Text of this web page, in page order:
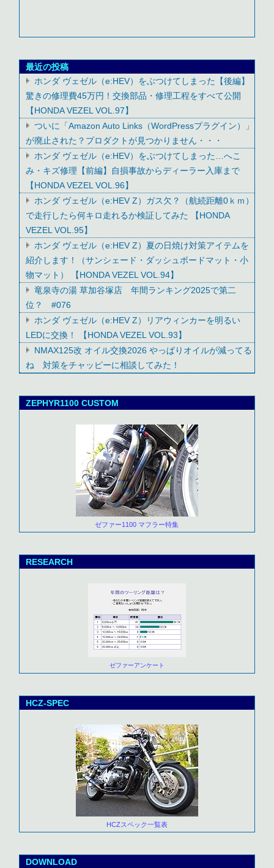
最近の投稿
ホンダ ヴェゼル（e:HEV）をぶつけてしまった【後編】
驚きの修理費45万円！交換部品・修理工程をすべて公開
【HONDA VEZEL VOL.97】
ついに「Amazon Auto Links（WordPressプラグイン）」
が廃止された？プロダクトが見つかりません・・・
ホンダ ヴェゼル（e:HEV）をぶつけてしまった…へこ
み・キズ修理【前編】自損事故からディーラー入庫まで
【HONDA VEZEL VOL.96】
ホンダ ヴェゼル（e:HEV Z）ガス欠？（航続距離0ｋｍ）
で走行したら何キロ走れるか検証してみた 【HONDA
VEZEL VOL.95】
ホンダ ヴェゼル（e:HEV Z）夏の日焼け対策アイテムを
紹介します！（サンシェード・ダッシュボードマット・小
物マット） 【HONDA VEZEL VOL.94】
竜泉寺の湯 草加谷塚店 年間ランキング2025で第二
位？ #076
ホンダ ヴェゼル（e:HEV Z）リアウィンカーを明るい
LEDに交換！ 【HONDA VEZEL VOL.93】
NMAX125改 オイル交換2026 やっぱりオイルが減ってる
ね 対策をチャッピーに相談してみた！
ZEPHYR1100 CUSTOM
ゼファー1100 マフラー特集
RESEARCH
ゼファーアンケート
HCZ-SPEC
HCZスペック一覧表
DOWNLOAD